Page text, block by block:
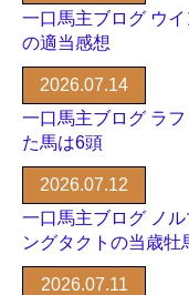
一口馬主ブログ ウ
の適当感想
2026.07.14
一口馬主ブログ ラ
た馬は6頭
2026.07.12
一口馬主ブログ ノ
ングタクトの当歳牡
2026.07.11